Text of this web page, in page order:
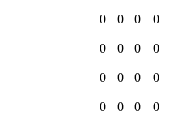
0 0 0 0
0 0 0 0
0 0 0 0
0 0 0 0